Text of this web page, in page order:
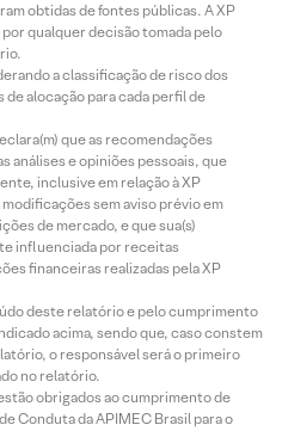
obtidas de fontes públicas. A XP
qualquer decisão tomada pelo
a classificação de risco dos
alocação para cada perfil de
que as recomendações
análises e opiniões pessoais, que
inclusive em relação à XP
sem aviso prévio em
de mercado, e que sua(s)
influenciada por receitas
financeiras realizadas pela XP
deste relatório e pelo cumprimento
acima, sendo que, caso constem
o responsável será o primeiro
no relatório.
obrigados ao cumprimento de
Conduta da APIMEC Brasil para o